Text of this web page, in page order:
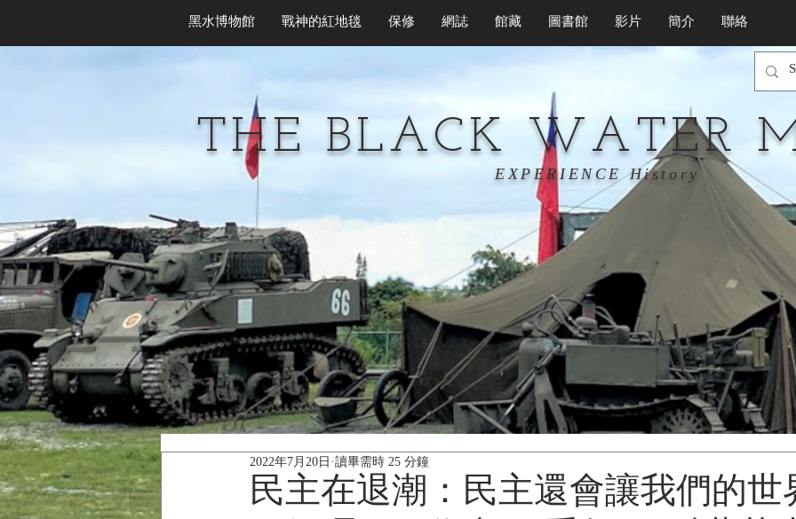
黑水博物館 戰神的紅地毯 保修 網誌 館藏 圖書館 影片 簡介 聯絡
THE BLACK WATER
EXPERIENCE History
民主在退潮：民主還會讓我們的世
2022年7月20日 讀畢需時 25 分鐘